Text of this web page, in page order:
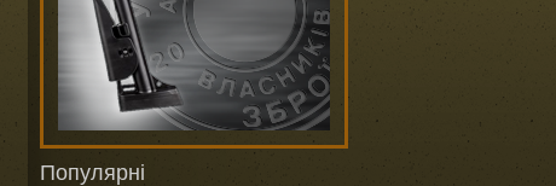
Популярні